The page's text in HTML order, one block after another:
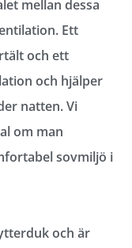
mellan dessa
Ett
och ett
och hjälper
natten. Vi
om man
sovmiljö i
och är